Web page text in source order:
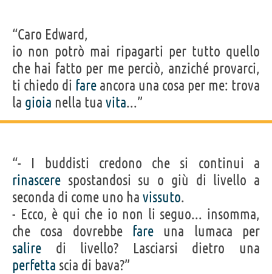
“Caro Edward,
io non potrò mai ripagarti per tutto quello
che hai fatto per me perciò, anziché provarci,
ti chiedo di fare ancora una cosa per me: trova
la gioia nella tua vita...”
“- I buddisti credono che si continui a
rinascere spostandosi su o giù di livello a
seconda di come uno ha vissuto.
- Ecco, è qui che io non li seguo... insomma,
che cosa dovrebbe fare una lumaca per
salire di livello? Lasciarsi dietro una
perfetta scia di bava?”